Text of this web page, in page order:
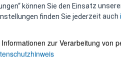
können Sie den Einsatz
finden Sie jederzeit auch
zur Verarbeitung von